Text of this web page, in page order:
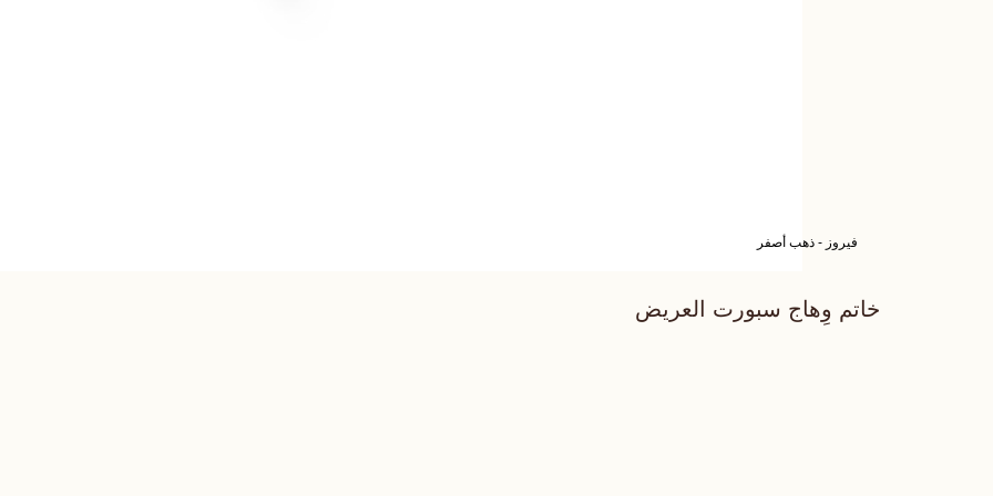
فيروز - ذهب أصفر
خاتم وِهاج سبورت العريض